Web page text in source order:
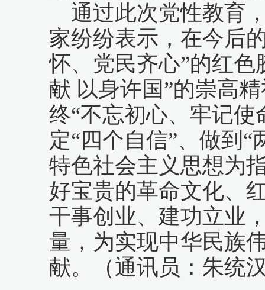
通过此次党性教育
家纷纷表示，在今后
怀、党民齐心”的红
献 以身许国”的崇高
终“不忘初心、牢记使
定“四个自信”、做到
特色社会主义思想为
好宝贵的革命文化、
干事创业、建功立业
量，为实现中华民族
献。（通讯员：朱统